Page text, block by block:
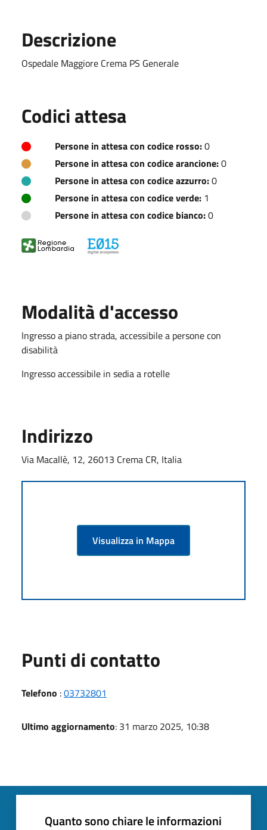
Descrizione
Ospedale Maggiore Crema PS Generale
Codici attesa
Persone in attesa con codice rosso:0
Persone in attesa con codice arancione:0
Persone in attesa con codice azzurro:0
Persone in attesa con codice verde: 1
Persone in attesa con codice bianco:0
Modalità d'accesso
Ingresso a piano strada, accessibile a persone con
disabilità
Ingresso accessibile in sedia a rotelle
Indirizzo
Via Macallè, 12, 26013 Crema CR, Italia
Visualizza in Mappa
Punti di contatto
Telefono :03732801
Ultimo aggiornamento: 31 marzo 2025, 10:38
Quanto sono chiare le informazioni